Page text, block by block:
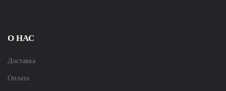
О НАС
Доставка
Оплата